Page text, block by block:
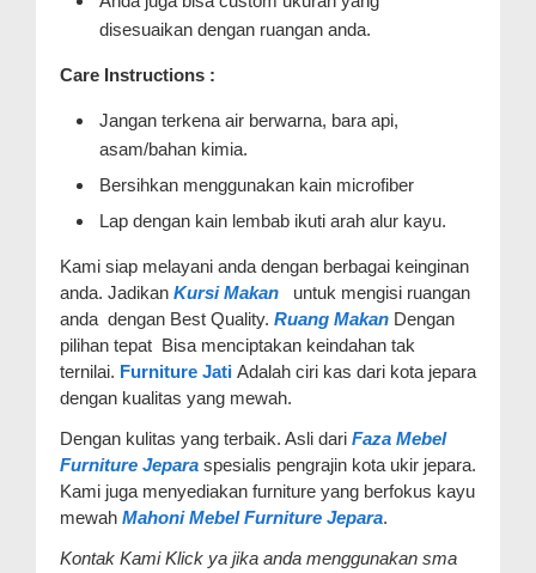
disesuaikan dengan ruangan anda.
Care Instructions :
Jangan terkena air berwarna, bara api,
asam/bahan kimia.
Bersihkan menggunakan kain microfiber
Lap dengan kain lembab ikuti arah alur kayu.
Kami siap melayani anda dengan berbagai keinginan
anda. Jadikan Kursi Makan
untuk mengisi ruangan
anda dengan Best Quality. Ruang Makan Dengan
pilihan tepat Bisa menciptakan keindahan tak
ternilai. Furniture Jati Adalah ciri kas dari kota jepara
dengan kualitas yang mewah.
Dengan kulitas yang terbaik. Asli dari Faza Mebel
Furniture Jepara spesialis pengrajin kota ukir jepara.
Kami juga menyediakan furniture yang berfokus kayu
mewah Mahoni Mebel Furniture Jepara.
Kontak Kami Klick ya jika anda menggunakan sma